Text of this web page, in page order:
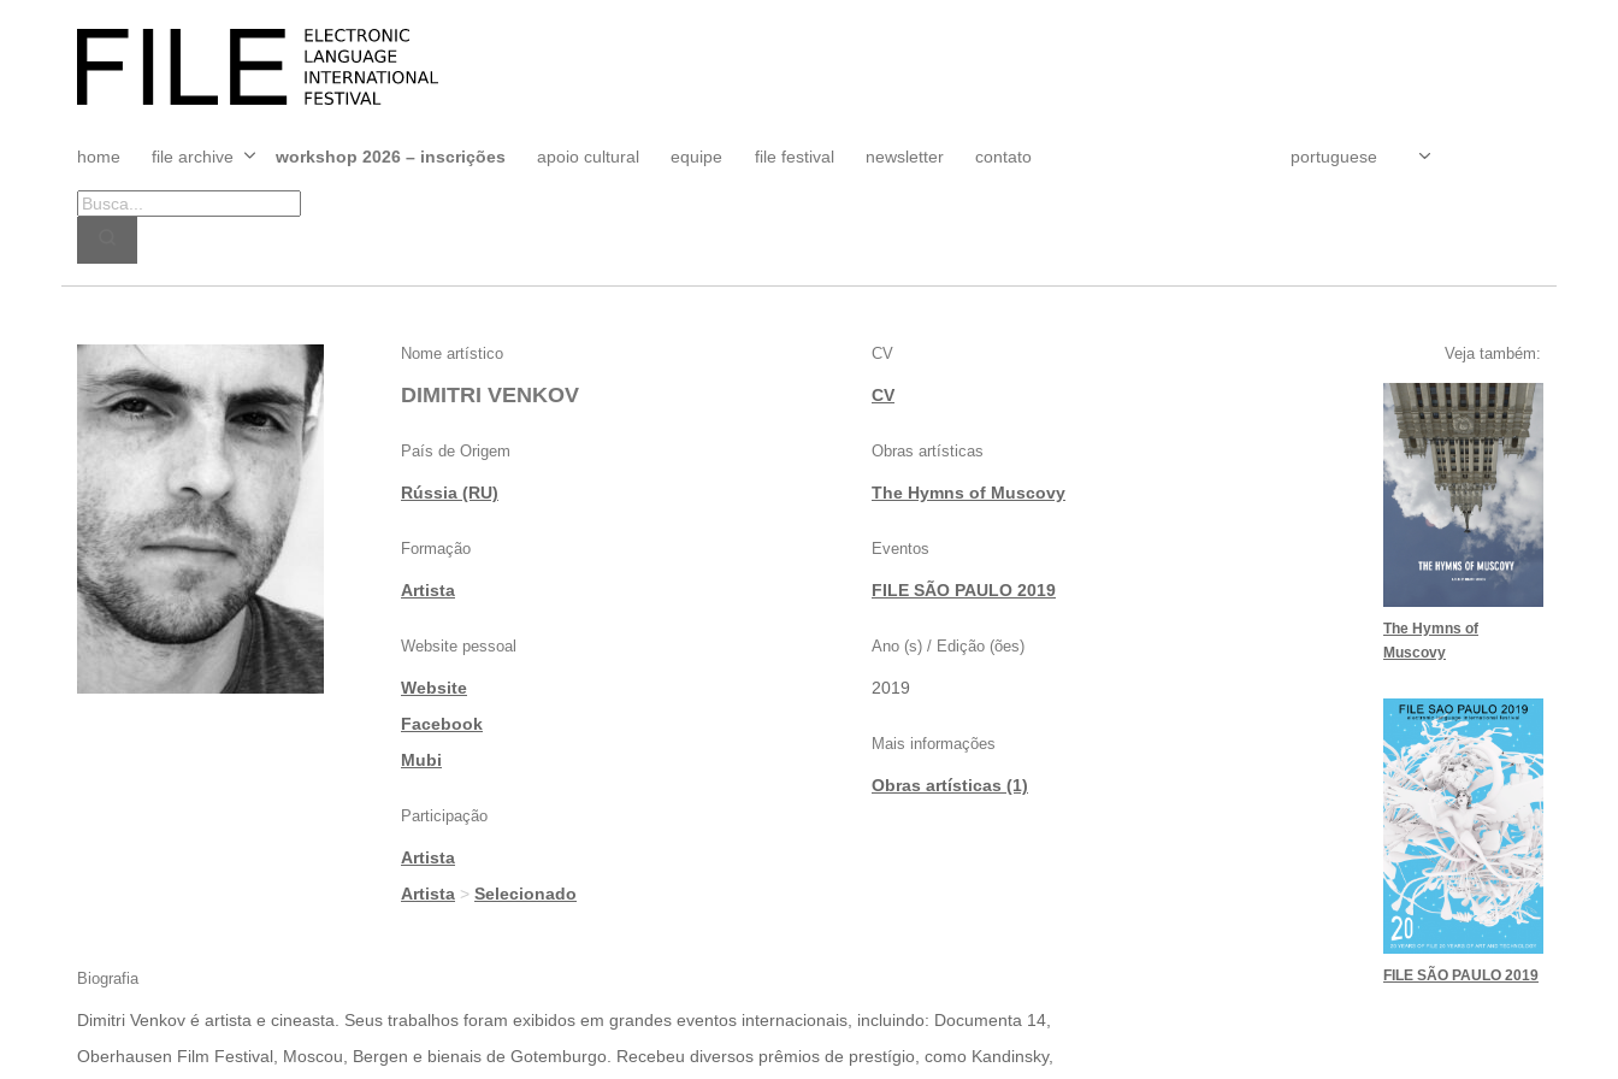
FILE
FESTIVAL
home file archive
Abrir
menu
workshop 2026 – inscrições apoio cultural equipe file festival newsletter contato
DIMITRI
VENKOV
Nome artístico
DIMITRI VENKOV
País de Origem
Rússia (RU)
Formação
Artista
Website pessoal
Website
|Facebook
|Mubi
Participação
Artista
|Artista > Selecionado
CV
CV
Obras artísticas
The Hymns of Muscovy
Eventos
FILE SÃO PAULO 2019
Ano (s) / Edição (ões)
2019
Mais informações
Obras artísticas (1)
Biografia
Dimitri Venkov é artista e cineasta. Seus trabalhos foram exibidos em grandes eventos internacionais, incluindo: Documenta 14,
Oberhausen Film Festival, Moscou, Bergen e bienais de Gotemburgo. Recebeu diversos prêmios de prestígio, como Kandinsky,
Veja também:
The Hymns of
Muscovy
FILE SÃO PAULO 2019